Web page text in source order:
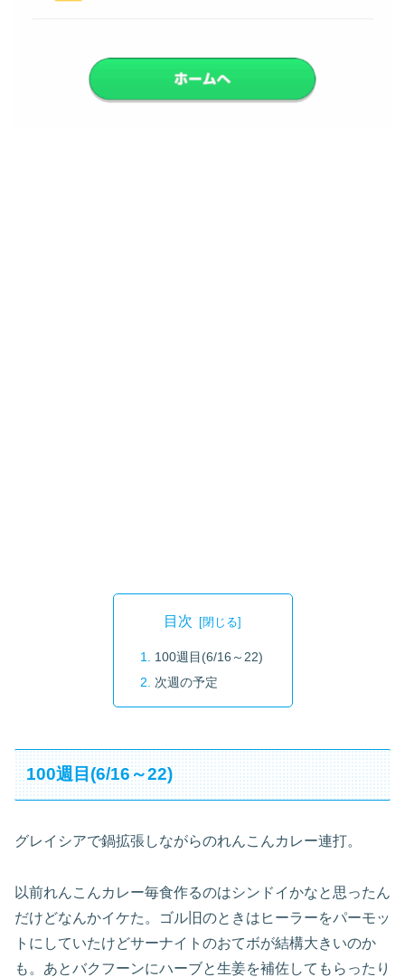
目次
100週目(6/16～22)
次週の予定
100週目(6/16～22)
グレイシアで鍋拡張しながらのれんこんカレー連打。
以前れんこんカレー毎食作るのはシンドイかなと思ったん
だけどなんかイケた。ゴル旧のときはヒーラーをパーモッ
トにしていたけどサーナイトのおてボが結構大きいのか
も。あとバクフーンにハーブと生姜を補佐してもらったり